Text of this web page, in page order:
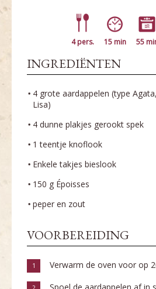
4 pers. 15 min 55
INGREDIËNTEN
4 grote aardappelen (type
Lisa)
4 dunne plakjes gerookt spek
1 teentje knoflook
Enkele takjes bieslook
150 g Époisses
peper en zout
VOORBEREIDING
1 Verwarm de oven voor op